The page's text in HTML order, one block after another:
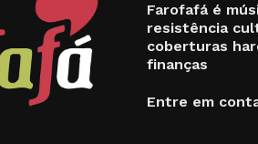
Farofafá é
resistência
coberturas
finanças
Entre em